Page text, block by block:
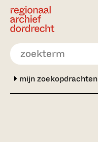
Ga direct naar de inhoud
mijn zoekopdrachten